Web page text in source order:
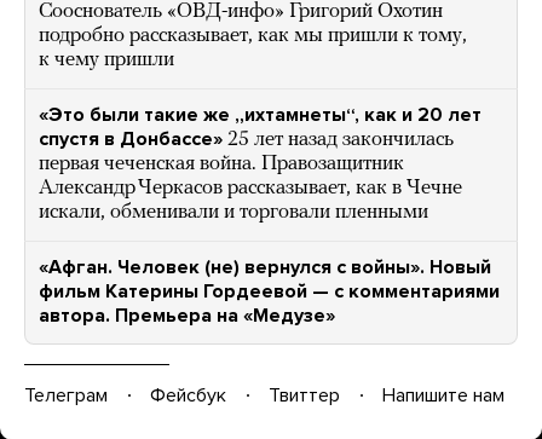
Сооснователь «ОВД-инфо» Григорий Охотин
подробно рассказывает, как мы пришли к тому,
к чему пришли
«Это были такие же „ихтамнеты“, как и 20 лет
спустя в Донбассе» 25 лет назад закончилась
первая чеченская война. Правозащитник
Александр Черкасов рассказывает, как в Чечне
искали, обменивали и торговали пленными
«Афган. Человек (не) вернулся с войны». Новый
фильм Катерины Гордеевой — с комментариями
автора. Премьера на «Медузе»
Телеграм Фейсбук Твиттер Напишите нам